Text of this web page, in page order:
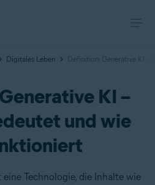
Digitales Leben Definition: Generative KI –
KI –
und wie
Technologie, die Inhalte wie